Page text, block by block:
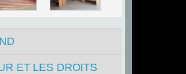
ET LES DROITS